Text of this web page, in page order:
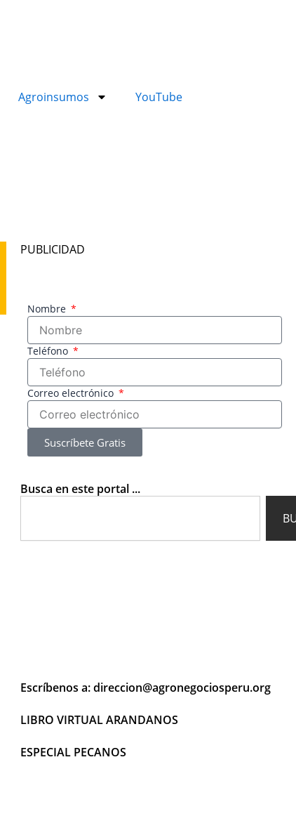
Agroinsumos YouTube
PUBLICIDAD
Nombre
Teléfono
Correo electrónico
Suscríbete Gratis
Busca en este portal ...
Escríbenos a: direccion@agronegociosperu.org
LIBRO VIRTUAL ARANDANOS
ESPECIAL PECANOS